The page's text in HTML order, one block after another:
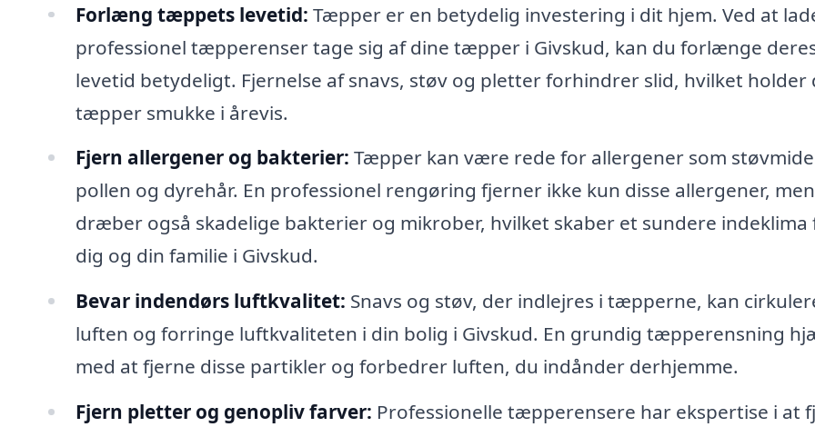
Forlæng tæppets levetid: Tæpper er en betydelig investering i dit hjem. Ved at
professionel tæpperenser tage sig af dine tæpper i Givskud, kan du forlænge
levetid betydeligt. Fjernelse af snavs, støv og pletter forhindrer slid, hvilket holder
tæpper smukke i årevis.
Fjern allergener og bakterier: Tæpper kan være rede for allergener som
pollen og dyrehår. En professionel rengøring fjerner ikke kun disse allergener, men
dræber også skadelige bakterier og mikrober, hvilket skaber et sundere indeklima
dig og din familie i Givskud.
Bevar indendørs luftkvalitet: Snavs og støv, der indlejres i tæpperne, kan
luften og forringe luftkvaliteten i din bolig i Givskud. En grundig tæpperensning
med at fjerne disse partikler og forbedrer luften, du indånder derhjemme.
Fjern pletter og genopliv farver: Professionelle tæpperensere har ekspertise i at